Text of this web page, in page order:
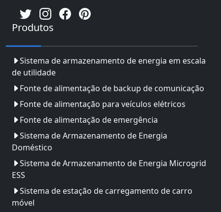
Produtos
Sistema de armazenamento de energia em escala
de utilidade
Fonte de alimentação de backup de comunicação
Fonte de alimentação para veículos elétricos
Fonte de alimentação de emergência
Sistema de Armazenamento de Energia
Doméstico
Sistema de Armazenamento de Energia Microgrid
ESS
Sistema de estação de carregamento de carro
móvel